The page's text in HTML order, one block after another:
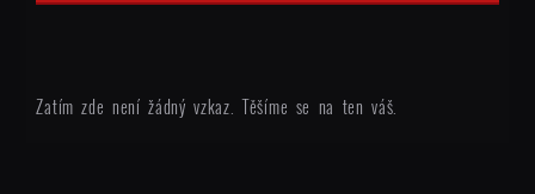
Zatím zde není žádný vzkaz. Těšíme se na ten váš.